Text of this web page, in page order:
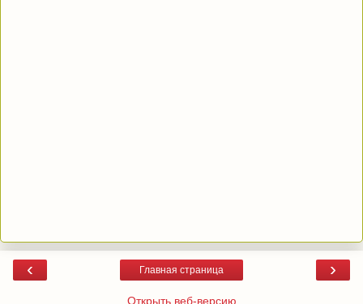
‹ ›
Главная страница
Открыть веб-версию